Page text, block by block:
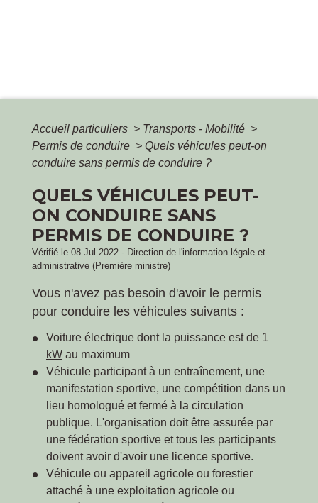
Accueil particuliers > Transports - Mobilité >
Permis de conduire > Quels véhicules peut-on
conduire sans permis de conduire ?
QUELS VÉHICULES PEUT-
ON CONDUIRE SANS
PERMIS DE CONDUIRE ?
Vérifié le 08 Jul 2022 - Direction de l'information légale et
administrative (Première ministre)
Vous n'avez pas besoin d'avoir le permis
pour conduire les véhicules suivants :
Voiture électrique dont la puissance est de 1
kW au maximum
Véhicule participant à un entraînement, une
manifestation sportive, une compétition dans un
lieu homologué et fermé à la circulation
publique. L'organisation doit être assurée par
une fédération sportive et tous les participants
doivent avoir d'avoir une licence sportive.
Véhicule ou appareil agricole ou forestier
attaché à une exploitation agricole ou